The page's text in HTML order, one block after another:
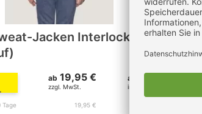
Jacken Interlock Damen
ab 19,95 €
zzgl. MwSt.
ab 23,74 €
inkl. MwSt.
Tage 19,95 €